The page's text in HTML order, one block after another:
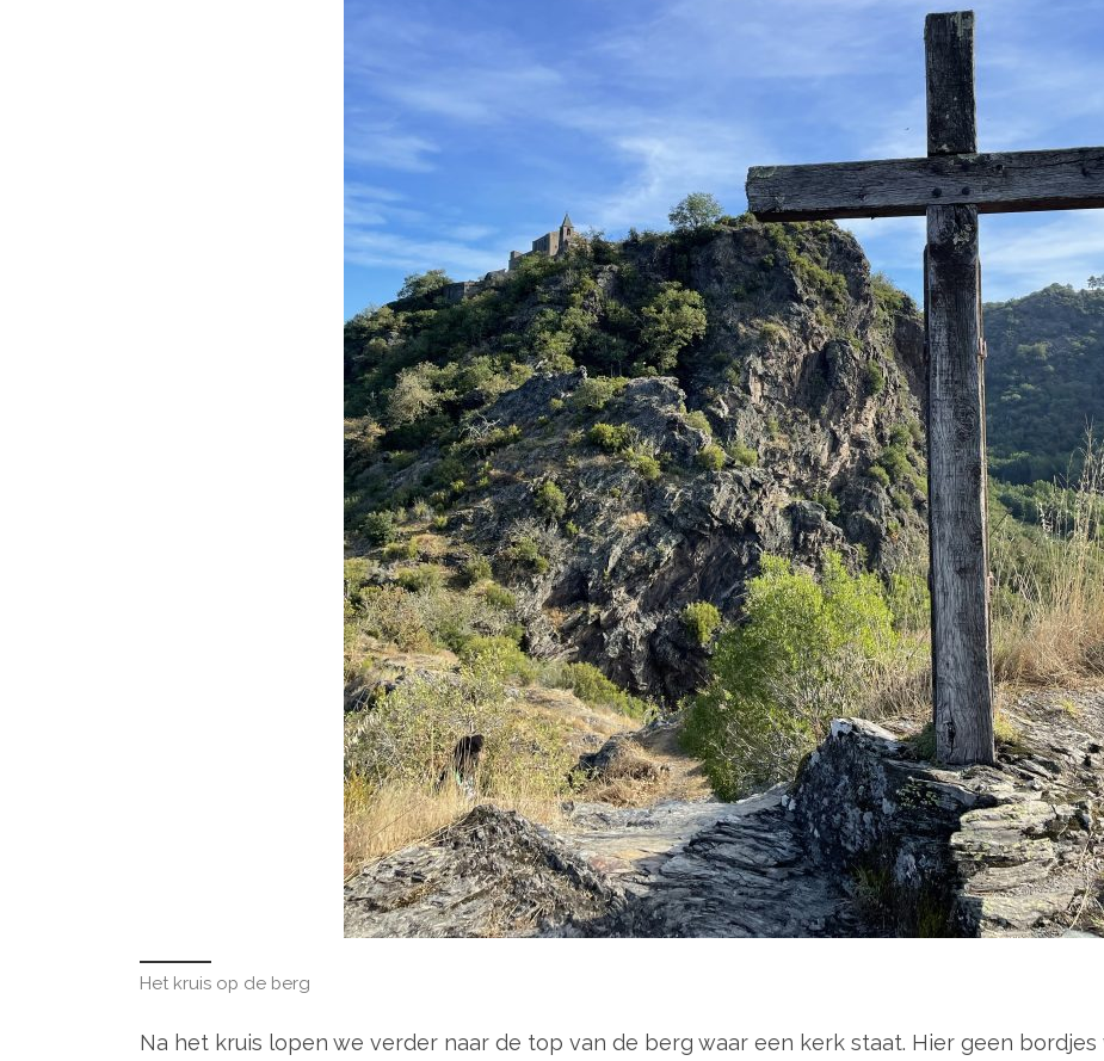
Het kruis op de berg
Na het kruis lopen we verder naar de top van de berg waar een kerk staat. Hier geen